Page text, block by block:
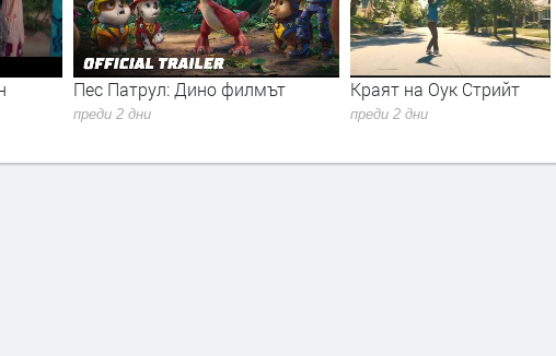
Пес Патрул: Дино филмът
преди 2 дни
Краят на Оук Стрийт
преди 2 дни